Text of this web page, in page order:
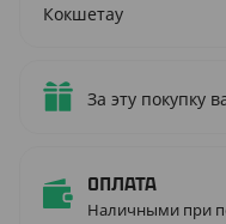
Кокшетау
За эту покупку
Оплата
Наличными при